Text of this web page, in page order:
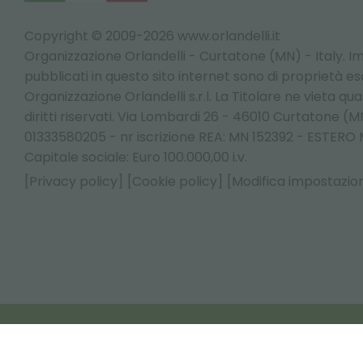
Copyright © 2009-2026 www.orlandelli.it
Organizzazione Orlandelli - Curtatone (MN) - Italy.
pubblicati in questo sito internet sono di proprietà
Organizzazione Orlandelli s.r.l. La Titolare ne vieta
diritti riservati. Via Lombardi 26 - 46010 Curtatone
01333580205 - nr iscrizione REA: MN 152392 -
Capitale sociale: Euro 100.000,00 i.v.
[Privacy policy]
[Cookie policy] [Modifica